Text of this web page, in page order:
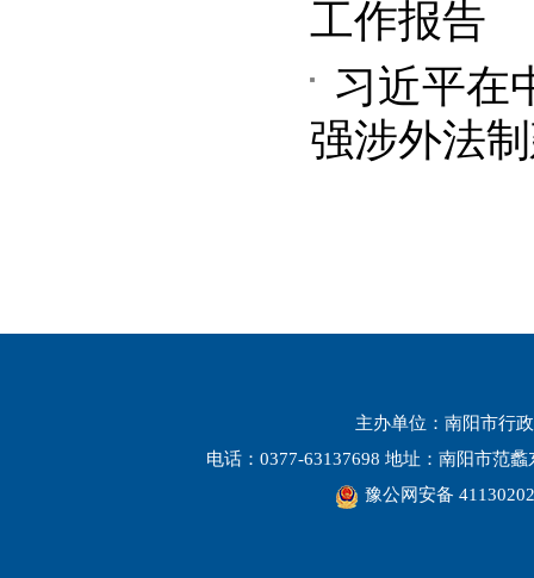
工作报告
习近平在
强涉外法
主办单位：南阳市行
电话：0377-63137698 地址：南阳市范
豫公网安备